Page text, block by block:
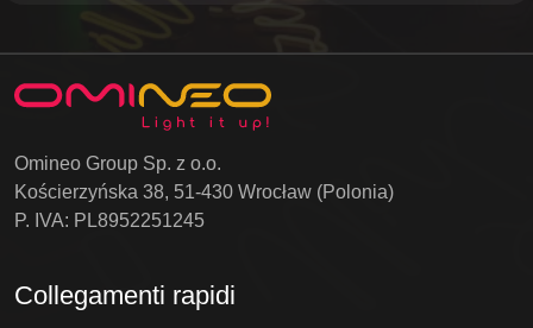
Omineo Group Sp. z o.o.
Kościerzyńska 38, 51-430 Wrocław (Polonia)
P. IVA: PL8952251245
Collegamenti rapidi